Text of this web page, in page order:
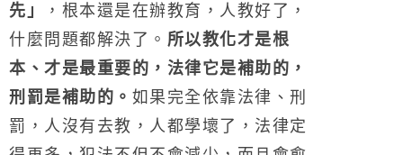
先」
，根本還是在辦教育，人教好了，
什麼問題都解決了。 所以教化才是根
本、才是最重要的，法律它是補助的，
刑罰是補助的。 如果完全依靠法律、刑
罰，人沒有去教，人都學壞了，法律定